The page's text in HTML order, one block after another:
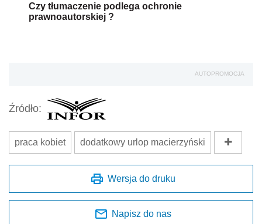
Czy tłumaczenie podlega ochronie
prawnoautorskiej ?
AUTOPROMOCJA
Źródło:
praca kobiet dodatkowy urlop macierzyński
Wersja do druku
Napisz do nas